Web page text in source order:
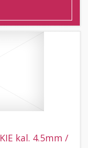
kal. 4.5mm /